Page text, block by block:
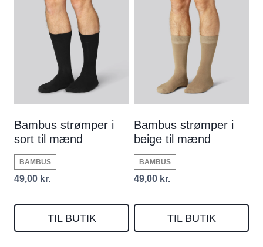
Bambus strømper i
sort til mænd
BAMBUS
49,00 kr.
TIL BUTIK
Bambus strømper i
beige til mænd
BAMBUS
49,00 kr.
TIL BUTIK